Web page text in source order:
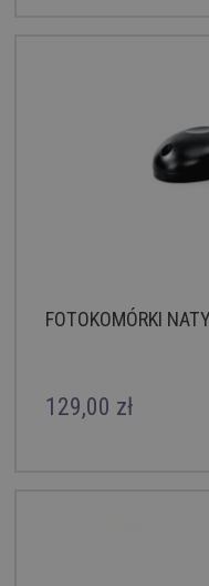
FOTOKOMÓRKI
129,00 zł